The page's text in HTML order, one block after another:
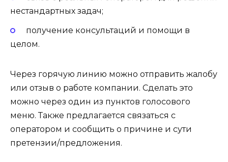
нестандартных задач;
получение консультаций и помощи в
целом.
Через горячую линию можно отправить жалобу
или отзыв о работе компании. Сделать это
можно через один из пунктов голосового
меню. Также предлагается связаться с
оператором и сообщить о причине и сути
претензии/предложения.